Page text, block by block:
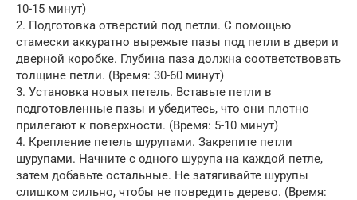
10-15 минут)
2. Подготовка отверстий под петли. С помощью
стамески аккуратно вырежьте пазы под петли в двери и
дверной коробке. Глубина паза должна соответствовать
толщине петли. (Время: 30-60 минут)
3. Установка новых петель. Вставьте петли в
подготовленные пазы и убедитесь, что они плотно
прилегают к поверхности. (Время: 5-10 минут)
4. Крепление петель шурупами. Закрепите петли
шурупами. Начните с одного шурупа на каждой петле,
затем добавьте остальные. Не затягивайте шурупы
слишком сильно, чтобы не повредить дерево. (Время: